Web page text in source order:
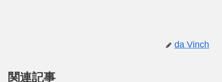
da Vinch
関連記事